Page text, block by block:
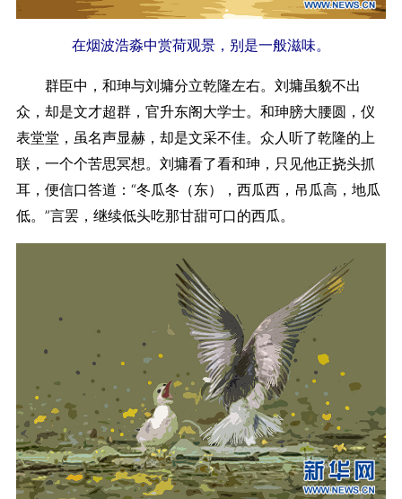
在烟波浩淼中赏荷观景，别是一般滋味。
群臣中，和珅与刘墉分立乾隆左右。刘墉虽貌不出
众，却是文才超群，官升东阁大学士。和珅膀大腰圆，仪
表堂堂，虽名声显赫，却是文采不佳。众人听了乾隆的上
联，一个个苦思冥想。刘墉看了看和珅，只见他正挠头抓
耳，便信口答道：“冬瓜冬（东），西瓜西，吊瓜高，地瓜
低。”言罢，继续低头吃那甘甜可口的西瓜。